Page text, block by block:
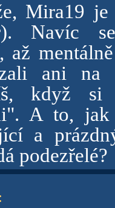
Mira19
Navíc
až
ani na
když
A to,
a
podezřelé?
: